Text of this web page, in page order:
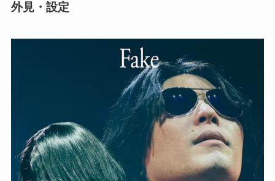
外見・設定